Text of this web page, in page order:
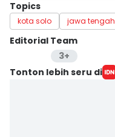
Topics
kota solo jawa tengah
Editorial Team
3+
Editor
Tonton lebih seru di